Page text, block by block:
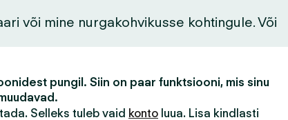
või mine nurgakohvikusse kohtingule. Või
pungil. Siin on paar funktsiooni, mis sinu
Selleks tuleb vaid konto luua. Lisa kindlasti